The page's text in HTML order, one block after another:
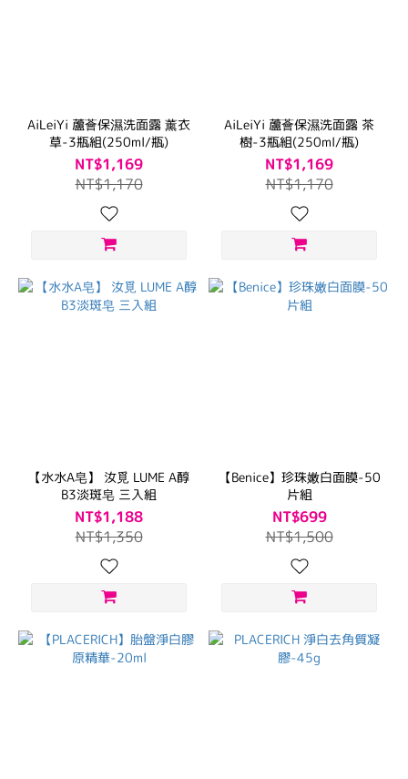
AiLeiYi 蘆薈保濕洗面露 薰衣
草-3瓶組(250ml/瓶)
NT$1,169
NT$1,170
AiLeiYi 蘆薈保濕洗面露 茶
樹-3瓶組(250ml/瓶)
NT$1,169
NT$1,170
【水水A皂】 汝覓 LUME A醇
B3淡斑皂 三入組
NT$1,188
NT$1,350
【Benice】珍珠嫩白面膜-50
片組
NT$699
NT$1,500